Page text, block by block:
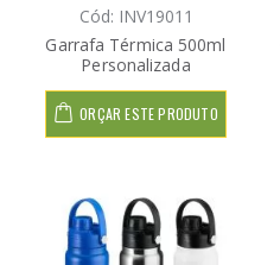
Cód: INV19011
Garrafa Térmica 500ml
Personalizada
ORÇAR ESTE PRODUTO